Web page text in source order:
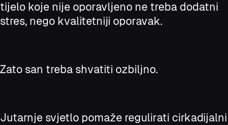
tijelo koje nije oporavljeno ne treba dodatni
stres, nego kvalitetniji oporavak.
Zato san treba shvatiti ozbiljno.
Jutarnje svjetlo pomaže regulirati cirkadijalni